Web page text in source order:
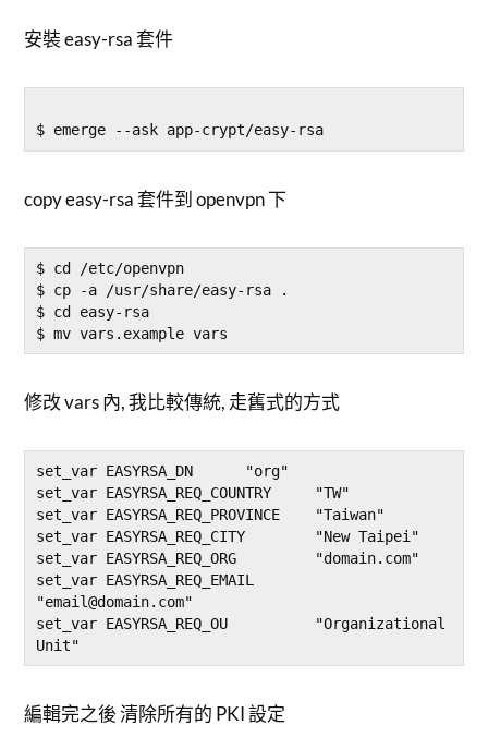
安裝 easy-rsa 套件
copy easy-rsa 套件到 openvpn 下
$ cd /etc/openvpn
$ cp -a /usr/share/easy-rsa .
$ cd easy-rsa
修改 vars 內, 我比較傳統, 走舊式的方式
set_var EASYRSA_DN      "org"
set_var EASYRSA_REQ_COUNTRY     "TW"
set_var EASYRSA_REQ_PROVINCE    "Taiwan"
set_var EASYRSA_REQ_CITY        "New Taipei"
set_var EASYRSA_REQ_ORG         "domain.com"
set_var EASYRSA_REQ_EMAIL
"email@domain.com"
set_var EASYRSA_REQ_OU          "Organizational
編輯完之後 清除所有的 PKI 設定